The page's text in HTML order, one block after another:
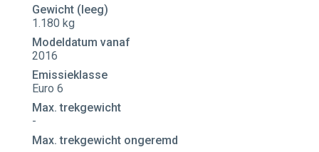
Gewicht (leeg)
1.180 kg
Modeldatum vanaf
2016
Emissieklasse
Euro 6
Max. trekgewicht
-
Max. trekgewicht ongeremd